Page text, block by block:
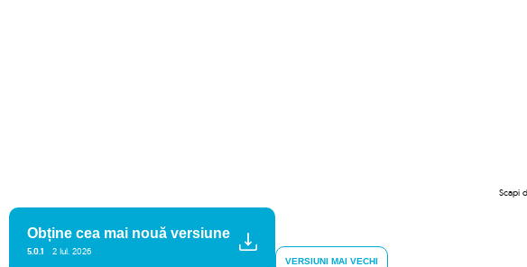
Scapi
Obține cea mai nouă versiune
5.0.1 2 Iul. 2026
VERSIUNI MAI VECHI